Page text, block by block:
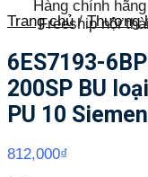
Hàng chính
Freeship nội
Trang chủ / Thương
6ES7193-
200SP BU
PU 10
812,000₫